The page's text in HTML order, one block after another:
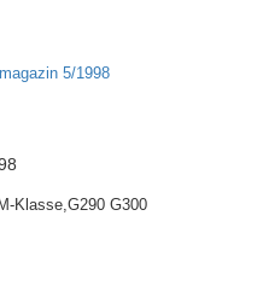
Klasse,G290 G300